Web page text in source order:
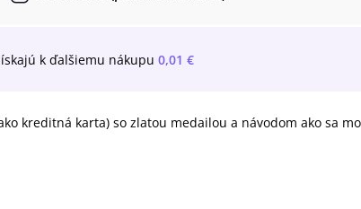
k ďalšiemu nákupu 0,01 €
kreditná karta) so zlatou medailou a návodom ako sa